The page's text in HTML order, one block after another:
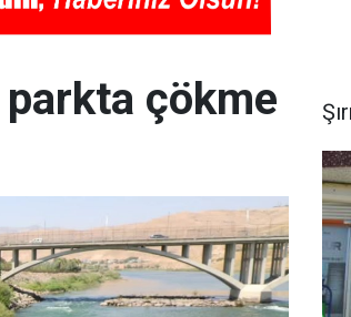
parkta çökme